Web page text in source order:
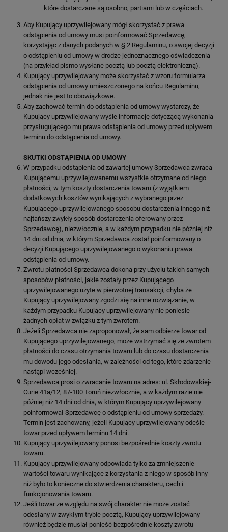
które dostarczane są osobno, partiami lub w częściach.
Aby Kupujący uprzywilejowany mógł skorzystać z prawa
odstąpienia od umowy musi poinformować Sprzedawcę,
korzystając z danych podanych w § 2 Regulaminu, o swojej decyzji
o odstąpieniu od umowy w drodze jednoznacznego oświadczenia
(na przykład pismo wysłane pocztą lub pocztą elektroniczną).
Kupujący uprzywilejowany może skorzystać z wzoru formularza
odstąpienia od umowy umieszczonego na końcu Regulaminu,
jednak nie jest to obowiązkowe.
Aby zachować termin do odstąpienia od umowy wystarczy, że
Kupujący uprzywilejowany wyśle informację dotyczącą wykonania
przysługującego mu prawa odstąpienia od umowy przed upływem
terminu do odstąpienia od umowy.
SKUTKI ODSTĄPIENIA OD UMOWY
W przypadku odstąpienia od zawartej umowy Sprzedawca zwraca
Kupującemu uprzywilejowanemu wszystkie otrzymane od niego
płatności, w tym koszty dostarczenia towaru (z wyjątkiem
dodatkowych kosztów wynikających z wybranego przez
Kupującego uprzywilejowanego sposobu dostarczenia innego niż
najtańszy zwykły sposób dostarczenia oferowany przez
Sprzedawcę), niezwłocznie, a w każdym przypadku nie później niż
14 dni od dnia, w którym Sprzedawca został poinformowany o
decyzji Kupującego uprzywilejowanego o wykonaniu prawa
odstąpienia od umowy.
Zwrotu płatności Sprzedawca dokona przy użyciu takich samych
sposobów płatności, jakie zostały przez Kupującego
uprzywilejowanego użyte w pierwotnej transakcji, chyba że
Kupujący uprzywilejowany zgodzi się na inne rozwiązanie, w
każdym przypadku Kupujący uprzywilejowany nie poniesie
żadnych opłat w związku z tym zwrotem.
Jeżeli Sprzedawca nie zaproponował, że sam odbierze towar od
Kupującego uprzywilejowanego, może wstrzymać się ze zwrotem
płatności do czasu otrzymania towaru lub do czasu dostarczenia
mu dowodu jego odesłania, w zależności od tego, które zdarzenie
nastąpi wcześniej.
Sprzedawca prosi o zwracanie towaru na adres: ul. Skłodowskiej-
Curie 41a/12, 87-100 Toruń niezwłocznie, a w każdym razie nie
później niż 14 dni od dnia, w którym Kupujący uprzywilejowany
poinformował Sprzedawcę o odstąpieniu od umowy sprzedaży.
Termin jest zachowany, jeżeli Kupujący uprzywilejowany odeśle
towar przed upływem terminu 14 dni.
Kupujący uprzywilejowany ponosi bezpośrednie koszty zwrotu
towaru.
Kupujący uprzywilejowany odpowiada tylko za zmniejszenie
wartości towaru wynikające z korzystania z niego w sposób inny
niż było to konieczne do stwierdzenia charakteru, cech i
funkcjonowania towaru.
Jeśli towar ze względu na swój charakter nie może zostać
odesłany w zwykłym trybie pocztą, Kupujący uprzywilejowany
również będzie musiał ponieść bezpośrednie koszty zwrotu